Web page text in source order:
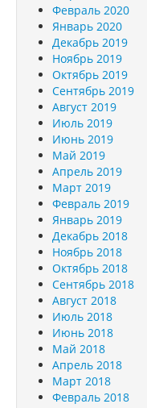
Февраль 2020
Январь 2020
Декабрь 2019
Ноябрь 2019
Октябрь 2019
Сентябрь 2019
Август 2019
Июль 2019
Июнь 2019
Май 2019
Апрель 2019
Март 2019
Февраль 2019
Январь 2019
Декабрь 2018
Ноябрь 2018
Октябрь 2018
Сентябрь 2018
Август 2018
Июль 2018
Июнь 2018
Май 2018
Апрель 2018
Март 2018
Февраль 2018